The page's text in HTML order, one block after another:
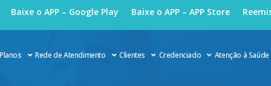
Baixe o APP – Google Play Baixe o APP – APP Store
Planos Rede de Atendimento Clientes Credenciado Atenção à Saúde